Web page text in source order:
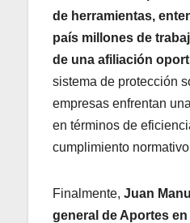
de herramientas,
país millones de
de una afiliación
sistema de protección
empresas enfrentan
en términos de
cumplimiento
Finalmente, Juan
general de Aportes